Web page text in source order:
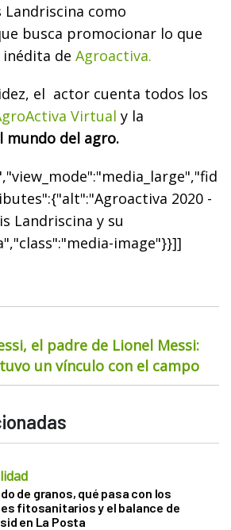
como
busca promocionar lo que
de Agroactiva.
el actor cuenta todos los
Virtual y la
mundo del agro.
2020 -
Landriscina y su
image"}}]]
el padre de Lionel Messi:
un vínculo con el campo
de granos, qué pasa con los
fitosanitarios y el balance de
en La Posta